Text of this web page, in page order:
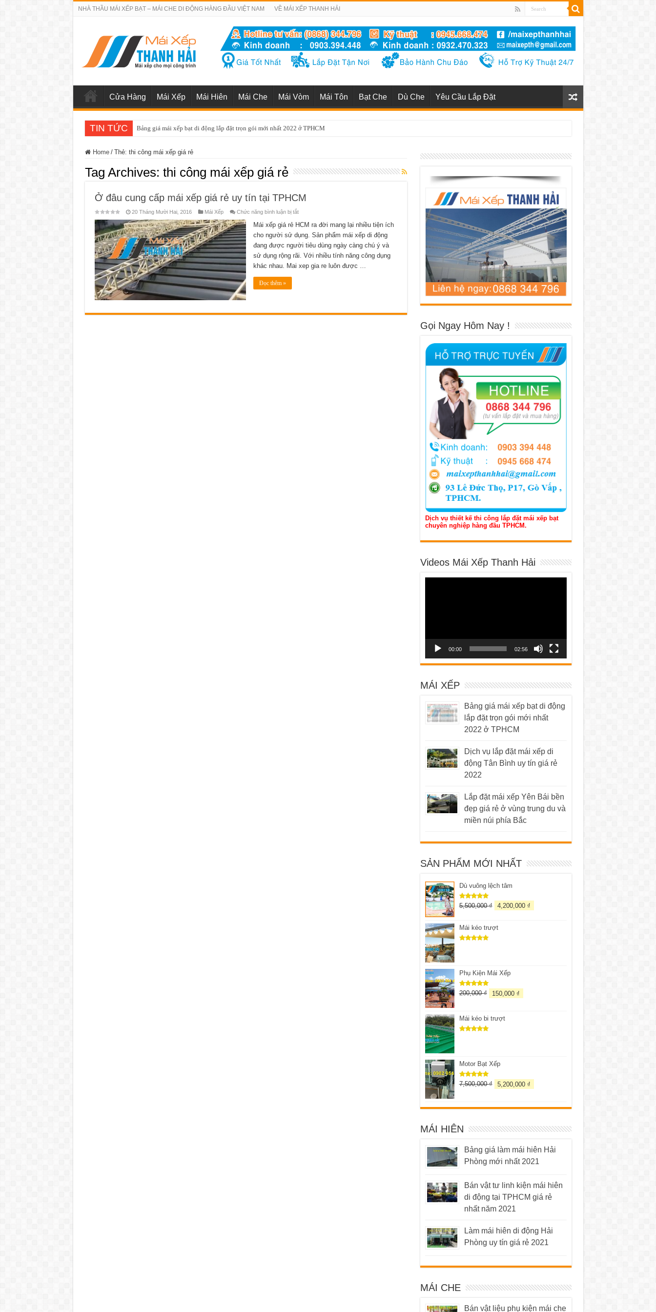
NHÀ THẦU MÁI XẾP BẠT – MÁI CHE DI ĐỘNG HÀNG ĐẦU VIỆT NAM VỀ MÁI XẾP THANH HẢI
Cửa Hàng Mái Xếp Mái Hiên Mái Che Mái Vòm Mái Tôn Bạt Che Dù Che Yêu Cầu Lắp Đặt
TIN TỨC Bảng giá sửa chữa cửa cuốn quận 1 uy tín chuyên nghiệp nhất TP HCM
Home / Thẻ: thi công mái xếp giá rẻ
Tag Archives: thi công mái xếp giá rẻ
Ở đâu cung cấp mái xếp giá rẻ uy tín tại TPHCM
20 Tháng Mười Hai, 2016 Mái Xếp Chức năng bình luận bị tắtở
đâu
cung
cấp
mái
xếp
giá
rẻ
uy
tín
Mái xếp giá rẻ HCM ra đời mang lại nhiều tiện ích
cho người sử dụng. Sản phẩm mái xếp di động
đang được người tiêu dùng ngày càng chú ý và
sử dụng rộng rãi. Với nhiều tính năng công dụng
khác nhau. Mai xep gia re luôn được …
Đọc thêm »
Gọi Ngay Hôm Nay !
Dịch vụ thiết kế thi công lắp đặt mái xếp bạt
chuyên nghiệp hàng đầu TPHCM.
Videos Mái Xếp Thanh Hải
00:00 02:56
MÁI XẾP
Bảng giá mái xếp bạt di động
lắp đặt trọn gói mới nhất
2022 ở TPHCM
Dịch vụ lắp đặt mái xếp di
động Tân Bình uy tín giá rẻ
2022
Lắp đặt mái xếp Yên Bái bền
đẹp giá rẻ ở vùng trung du và
miền núi phía Bắc
SẢN PHẨM MỚI NHẤT
Dù vuông lệch tâm
Được xếp
5,500,000₫ 4,200,000 ₫
Mái kéo trượt
Phụ Kiện Mái Xếp
Được xếp
200,000₫ 150,000 ₫
Mái kéo bi trượt
Motor Bạt Xếp
Được xếp
7,500,000₫ 5,200,000 ₫
MÁI HIÊN
Bảng giá làm mái hiên Hải
Phòng mới nhất 2021
Bán vật tư linh kiện mái hiên
di động tại TPHCM giá rẻ
nhất năm 2021
Làm mái hiên di động Hải
Phòng uy tín giá rẻ 2021
MÁI CHE
Bán vật liệu phụ kiện mái che